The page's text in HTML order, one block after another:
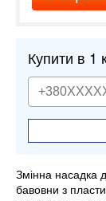
Купити в 1
Змінна насадка
бавовни з